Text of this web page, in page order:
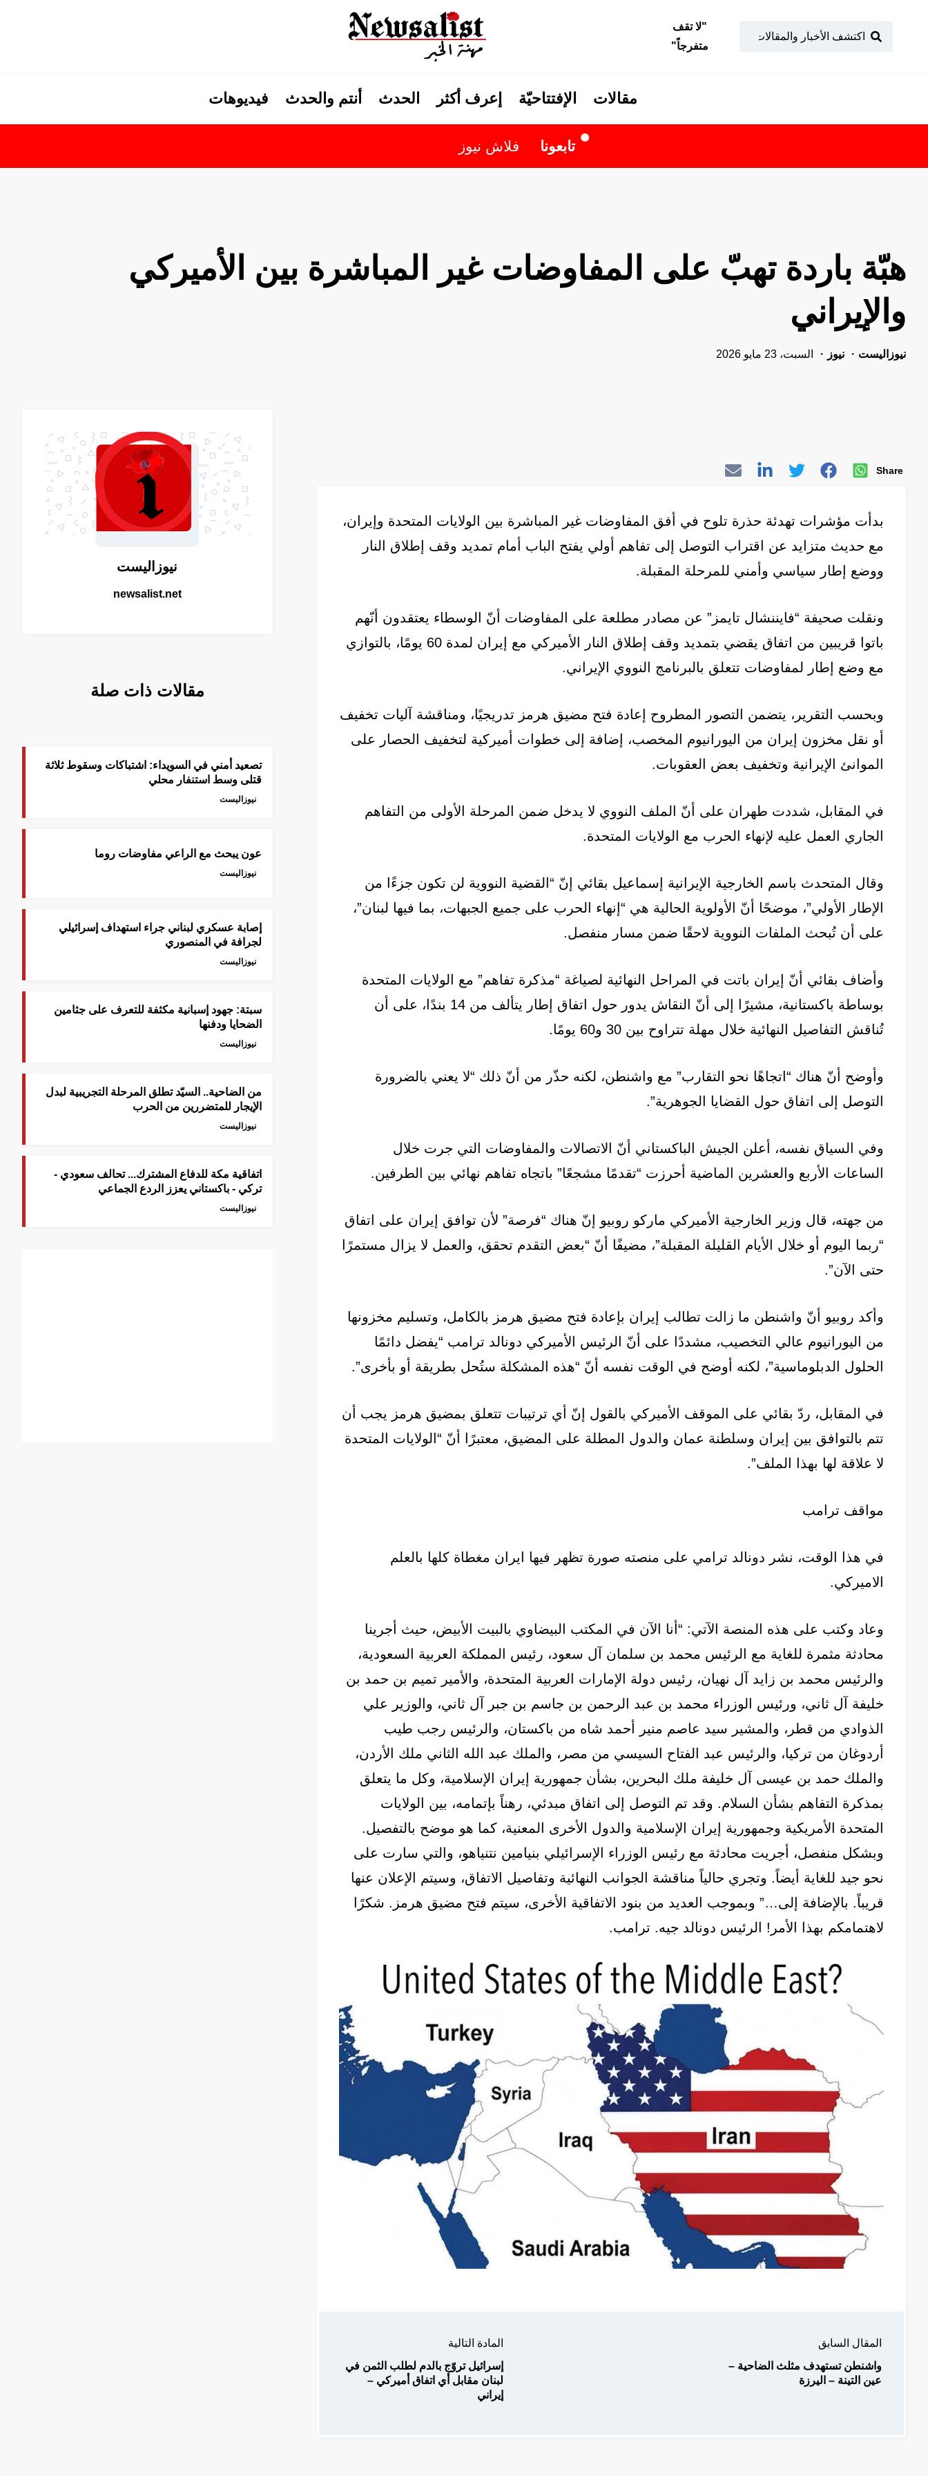
"لا تقف
متفرجاً"
مقالات الإفتتاحيّة إعرف أكثر الحدث أنتم والحدث فيديوهات
فلاش نيوز
هبّة باردة تهبّ على المفاوضات غير المباشرة بين الأميركي
والإيراني
نيوزاليست نيوز السبت، 23 مايو 2026
Share
بدأت مؤشرات تهدئة حذرة تلوح في أفق المفاوضات غير المباشرة بين الولايات المتحدة وإيران،
مع حديث متزايد عن اقتراب التوصل إلى تفاهم أولي يفتح الباب أمام تمديد وقف إطلاق النار
ووضع إطار سياسي وأمني للمرحلة المقبلة.
ونقلت صحيفة “فايننشال تايمز” عن مصادر مطلعة على المفاوضات أنّ الوسطاء يعتقدون أنّهم
باتوا قريبين من اتفاق يقضي بتمديد وقف إطلاق النار الأميركي مع إيران لمدة 60 يومًا، بالتوازي
مع وضع إطار لمفاوضات تتعلق بالبرنامج النووي الإيراني.
وبحسب التقرير، يتضمن التصور المطروح إعادة فتح مضيق هرمز تدريجيًا، ومناقشة آليات تخفيف
أو نقل مخزون إيران من اليورانيوم المخصب، إضافة إلى خطوات أميركية لتخفيف الحصار على
الموانئ الإيرانية وتخفيف بعض العقوبات.
في المقابل، شددت طهران على أنّ الملف النووي لا يدخل ضمن المرحلة الأولى من التفاهم
الجاري العمل عليه لإنهاء الحرب مع الولايات المتحدة.
وقال المتحدث باسم الخارجية الإيرانية إسماعيل بقائي إنّ “القضية النووية لن تكون جزءًا من
الإطار الأولي”، موضحًا أنّ الأولوية الحالية هي “إنهاء الحرب على جميع الجبهات، بما فيها لبنان”،
على أن تُبحث الملفات النووية لاحقًا ضمن مسار منفصل.
وأضاف بقائي أنّ إيران باتت في المراحل النهائية لصياغة “مذكرة تفاهم” مع الولايات المتحدة
بوساطة باكستانية، مشيرًا إلى أنّ النقاش يدور حول اتفاق إطار يتألف من 14 بندًا، على أن
تُناقش التفاصيل النهائية خلال مهلة تتراوح بين 30 و60 يومًا.
وأوضح أنّ هناك “اتجاهًا نحو التقارب” مع واشنطن، لكنه حذّر من أنّ ذلك “لا يعني بالضرورة
التوصل إلى اتفاق حول القضايا الجوهرية”.
وفي السياق نفسه، أعلن الجيش الباكستاني أنّ الاتصالات والمفاوضات التي جرت خلال
الساعات الأربع والعشرين الماضية أحرزت “تقدمًا مشجعًا” باتجاه تفاهم نهائي بين الطرفين.
من جهته، قال وزير الخارجية الأميركي ماركو روبيو إنّ هناك “فرصة” لأن توافق إيران على اتفاق
“ربما اليوم أو خلال الأيام القليلة المقبلة”، مضيفًا أنّ “بعض التقدم تحقق، والعمل لا يزال مستمرًا
حتى الآن”.
وأكد روبيو أنّ واشنطن ما زالت تطالب إيران بإعادة فتح مضيق هرمز بالكامل، وتسليم مخزونها
من اليورانيوم عالي التخصيب، مشددًا على أنّ الرئيس الأميركي دونالد ترامب “يفضل دائمًا
الحلول الدبلوماسية”، لكنه أوضح في الوقت نفسه أنّ “هذه المشكلة ستُحل بطريقة أو بأخرى”.
في المقابل، ردّ بقائي على الموقف الأميركي بالقول إنّ أي ترتيبات تتعلق بمضيق هرمز يجب أن
تتم بالتوافق بين إيران وسلطنة عمان والدول المطلة على المضيق، معتبرًا أنّ “الولايات المتحدة
لا علاقة لها بهذا الملف”.
مواقف ترامب
في هذا الوقت، نشر دونالد ترامي على منصته صورة تظهر فيها ايران مغطاة كلها بالعلم
الاميركي.
وعاد وكتب على هذه المنصة الآتي: “أنا الآن في المكتب البيضاوي بالبيت الأبيض، حيث أجرينا
محادثة مثمرة للغاية مع الرئيس محمد بن سلمان آل سعود، رئيس المملكة العربية السعودية،
والرئيس محمد بن زايد آل نهيان، رئيس دولة الإمارات العربية المتحدة، والأمير تميم بن حمد بن
خليفة آل ثاني، ورئيس الوزراء محمد بن عبد الرحمن بن جاسم بن جبر آل ثاني، والوزير علي
الذوادي من قطر، والمشير سيد عاصم منير أحمد شاه من باكستان، والرئيس رجب طيب
أردوغان من تركيا، والرئيس عبد الفتاح السيسي من مصر، والملك عبد الله الثاني ملك الأردن،
والملك حمد بن عيسى آل خليفة ملك البحرين، بشأن جمهورية إيران الإسلامية، وكل ما يتعلق
بمذكرة التفاهم بشأن السلام. وقد تم التوصل إلى اتفاق مبدئي، رهناً بإتمامه، بين الولايات
المتحدة الأمريكية وجمهورية إيران الإسلامية والدول الأخرى المعنية، كما هو موضح بالتفصيل.
وبشكل منفصل، أجريت محادثة مع رئيس الوزراء الإسرائيلي بنيامين نتنياهو، والتي سارت على
نحو جيد للغاية أيضاً. وتجري حالياً مناقشة الجوانب النهائية وتفاصيل الاتفاق، وسيتم الإعلان عنها
قريباً. بالإضافة إلى…” وبموجب العديد من بنود الاتفاقية الأخرى، سيتم فتح مضيق هرمز. شكرًا
لاهتمامكم بهذا الأمر! الرئيس دونالد جيه. ترامب.
المقال السابق
واشنطن تستهدف مثلث الضاحية –
عين التينة – اليرزة
المادة التالية
إسرائيل تروّج بالدم لطلب الثمن في
لبنان مقابل أي اتفاق أميركي –
إيراني
نيوزاليست
newsalist.net
مقالات ذات صلة
تصعيد أمني في السويداء: اشتباكات وسقوط ثلاثة
قتلى وسط استنفار محلي
نيوزاليست
عون يبحث مع الراعي مفاوضات روما
نيوزاليست
إصابة عسكري لبناني جراء استهداف إسرائيلي
لجرافة في المنصوري
نيوزاليست
سبتة: جهود إسبانية مكثفة للتعرف على جثامين
الضحايا ودفنها
نيوزاليست
من الضاحية.. السيّد تطلق المرحلة التجريبية لبدل
الإيجار للمتضررين من الحرب
نيوزاليست
اتفاقية مكة للدفاع المشترك... تحالف سعودي -
تركي - باكستاني يعزز الردع الجماعي
نيوزاليست